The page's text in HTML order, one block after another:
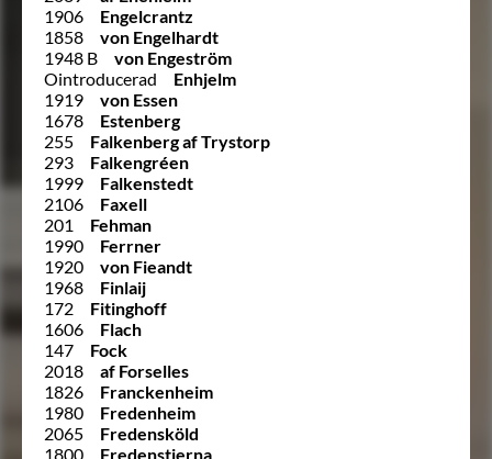
1906
Engelcrantz
1858
von Engelhardt
1948 B
von Engeström
Ointroducerad
Enhjelm
1919
von Essen
1678
Estenberg
255
Falkenberg af Trystorp
293
Falkengréen
1999
Falkenstedt
2106
Faxell
201
Fehman
1990
Ferrner
1920
von Fieandt
1968
Finlaij
172
Fitinghoff
1606
Flach
147
Fock
2018
af Forselles
1826
Franckenheim
1980
Fredenheim
2065
Fredensköld
1800
Fredenstierna